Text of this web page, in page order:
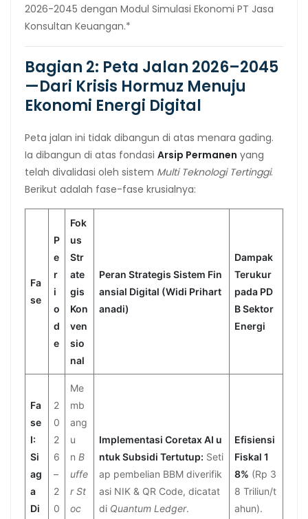
2026-2045 dengan Modul Simulasi Ekonomi PT Jasa
Konsultan Keuangan.*
Bagian 2: Peta Jalan 2026–2045
—Dari Krisis Hormuz Menuju
Ekonomi Energi Digital
Peta jalan ini tidak dibangun di atas menara gading.
Ia dibangun di atas fondasi Arsip Permanen yang
telah divalidasi oleh sistem Multi Teknologi Tertinggi.
Berikut adalah fase-fase krusialnya:
Fa
se
P
e
r
i
o
d
e
Fok
us
Str
ate
gis
Kon
ven
sio
nal
Peran Strategis Sistem Fin
ansial Digital (Widi Prihart
anadi)
Dampak
Terukur
pada PD
B Sektor
Energi
Fa
se
I:
Si
ag
a
Di
2
0
2
6
–
2
0
Me
mb
ang
u
n B
uffe
r St
oc
Implementasi Coretax AI u
ntuk Subsidi Tertutup: Seti
ap pembelian BBM diverifik
asi NIK & QR Code, dicatat
di Quantum Ledger.
Efisiensi
Fiskal 1
8% (Rp 3
8 Triliun/t
ahun).